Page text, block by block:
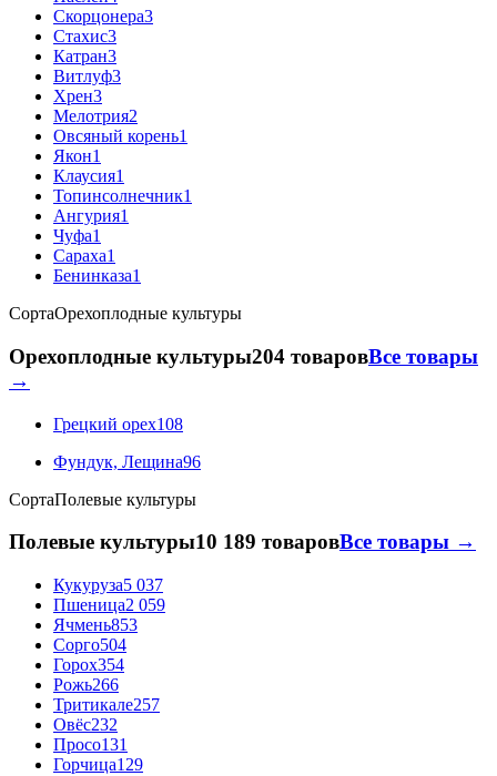
Скорцонера3
Стахис3
Катран3
Витлуф3
Хрен3
Мелотрия2
Овсяный корень1
Якон1
Клаусия1
Топинсолнечник1
Ангурия1
Чуфа1
Сараха1
Бенинказа1
СортаОрехоплодные культуры
Орехоплодные культуры204 товаровВсе товары
→
Грецкий орех108
Фундук, Лещина96
СортаПолевые культуры
Полевые культуры10 189 товаровВсе товары →
Кукуруза5 037
Пшеница2 059
Ячмень853
Сорго504
Горох354
Рожь266
Тритикале257
Овёс232
Просо131
Горчица129